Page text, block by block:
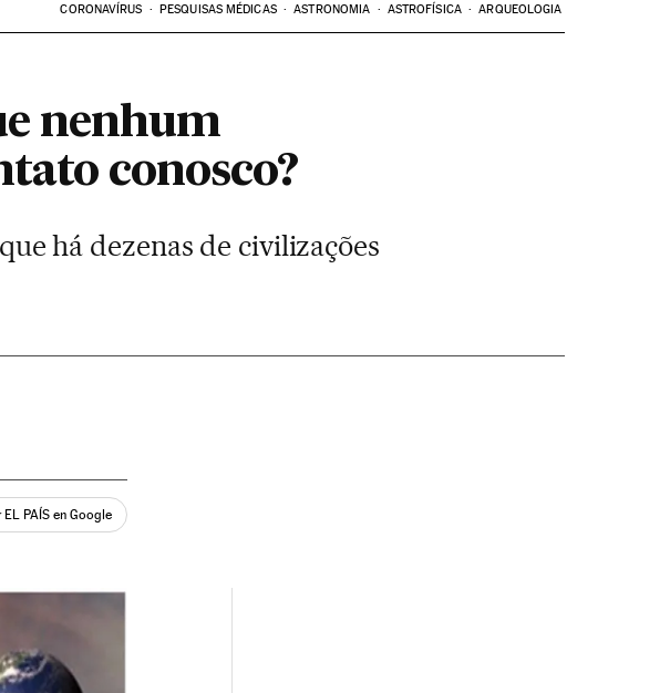
CORONAVÍRUS PESQUISAS MÉDICAS ASTRONOMIA ASTROFÍSICA ARQUEOLOGIA
nenhum
conosco?
há dezenas de civilizações
EL PAÍS en Google